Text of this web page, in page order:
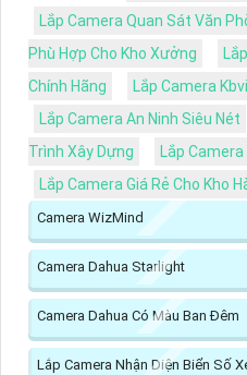
Lắp Camera Quan Sát Văn
Phù Hợp Cho Kho Xưởng
Chính Hãng
Lắp Camera
Lắp Camera An Ninh Siêu Nét
Trình Xây Dựng
Lắp
Lắp Camera Giá Rẻ Cho Kho
Camera WizMind
Camera Dahua Starlight
Camera Dahua Có Màu Ban Đêm
Lắp Camera Nhận Diện Biển Số